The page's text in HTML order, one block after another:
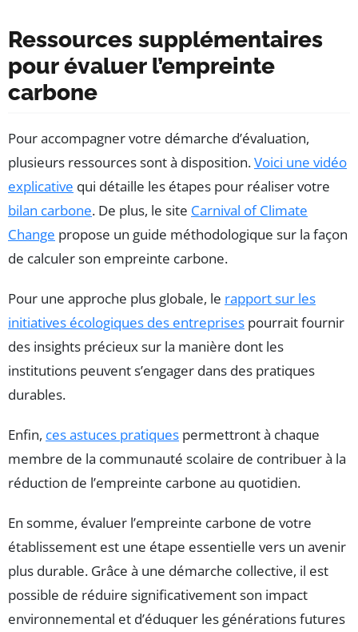
Ressources supplémentaires
pour évaluer l’empreinte
carbone
Pour accompagner votre démarche d’évaluation,
plusieurs ressources sont à disposition.Voici une vidéo
explicative qui détaille les étapes pour réaliser votre
bilan carbone. De plus, le site Carnival of Climate
Change propose un guide méthodologique sur la façon
de calculer son empreinte carbone.
Pour une approche plus globale, le rapport sur les
initiatives écologiques des entreprises pourrait fournir
des insights précieux sur la manière dont les
institutions peuvent s’engager dans des pratiques
durables.
Enfin, ces astuces pratiques permettront à chaque
membre de la communauté scolaire de contribuer à la
réduction de l’empreinte carbone au quotidien.
En somme, évaluer l’empreinte carbone de votre
établissement est une étape essentielle vers un avenir
plus durable. Grâce à une démarche collective, il est
possible de réduire significativement son impact
environnemental et d’éduquer les générations futures